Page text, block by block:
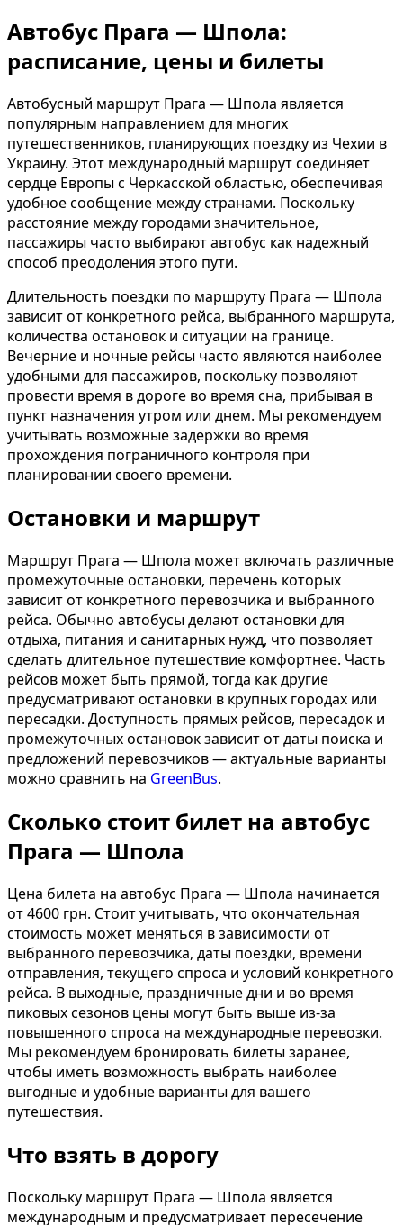
Автобус Прага — Шпола:
расписание, цены и билеты
Автобусный маршрут Прага — Шпола является
популярным направлением для многих
путешественников, планирующих поездку из Чехии в
Украину. Этот международный маршрут соединяет
сердце Европы с Черкасской областью, обеспечивая
удобное сообщение между странами. Поскольку
расстояние между городами значительное,
пассажиры часто выбирают автобус как надежный
способ преодоления этого пути.
Длительность поездки по маршруту Прага — Шпола
зависит от конкретного рейса, выбранного маршрута,
количества остановок и ситуации на границе.
Вечерние и ночные рейсы часто являются наиболее
удобными для пассажиров, поскольку позволяют
провести время в дороге во время сна, прибывая в
пункт назначения утром или днем. Мы рекомендуем
учитывать возможные задержки во время
прохождения пограничного контроля при
планировании своего времени.
Остановки и маршрут
Маршрут Прага — Шпола может включать различные
промежуточные остановки, перечень которых
зависит от конкретного перевозчика и выбранного
рейса. Обычно автобусы делают остановки для
отдыха, питания и санитарных нужд, что позволяет
сделать длительное путешествие комфортнее. Часть
рейсов может быть прямой, тогда как другие
предусматривают остановки в крупных городах или
пересадки. Доступность прямых рейсов, пересадок и
промежуточных остановок зависит от даты поиска и
предложений перевозчиков — актуальные варианты
можно сравнить на GreenBus.
Сколько стоит билет на автобус
Прага — Шпола
Цена билета на автобус Прага — Шпола начинается
от 4600 грн. Стоит учитывать, что окончательная
стоимость может меняться в зависимости от
выбранного перевозчика, даты поездки, времени
отправления, текущего спроса и условий конкретного
рейса. В выходные, праздничные дни и во время
пиковых сезонов цены могут быть выше из-за
повышенного спроса на международные перевозки.
Мы рекомендуем бронировать билеты заранее,
чтобы иметь возможность выбрать наиболее
выгодные и удобные варианты для вашего
путешествия.
Что взять в дорогу
Поскольку маршрут Прага — Шпола является
международным и предусматривает пересечение